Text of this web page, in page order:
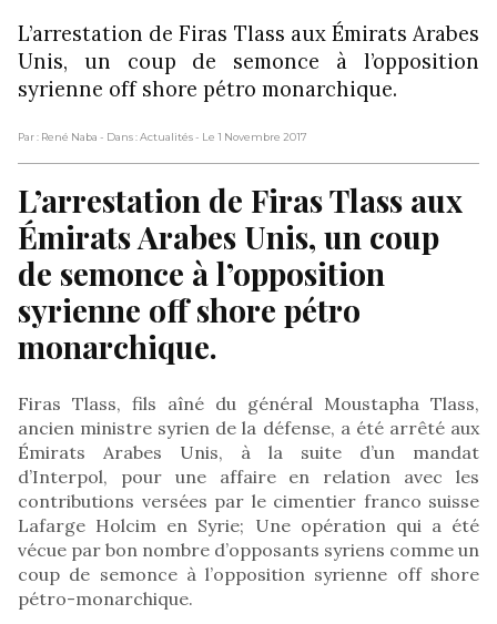
L’arrestation de Firas Tlass aux Émirats Arabes
Unis, un coup de semonce à l’opposition
syrienne off shore pétro monarchique.
Par : René Naba - Dans : Actualités- Le 1 Novembre 2017
L’arrestation de Firas Tlass aux
Émirats Arabes Unis, un coup
de semonce à l’opposition
syrienne off shore pétro
monarchique.
Firas Tlass, fils aîné du général Moustapha Tlass,
ancien ministre syrien de la défense, a été arrêté aux
Émirats Arabes Unis, à la suite d’un mandat
d’Interpol, pour une affaire en relation avec les
contributions versées par le cimentier franco suisse
Lafarge Holcim en Syrie; Une opération qui a été
vécue par bon nombre d’opposants syriens comme un
coup de semonce à l’opposition syrienne off shore
pétro-monarchique.